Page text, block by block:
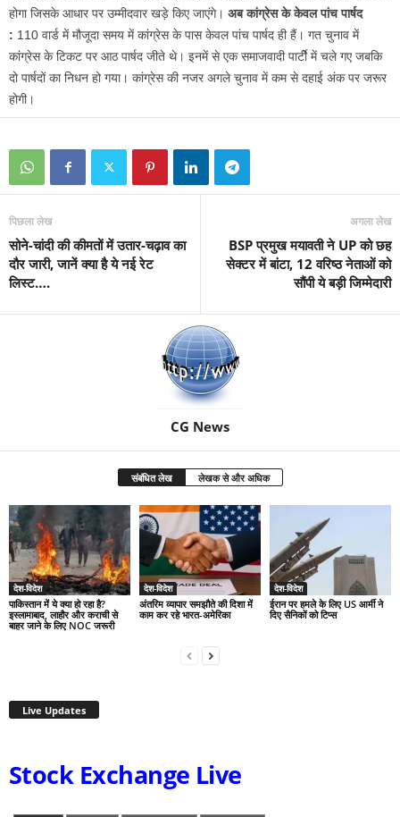
होगा जिसके आधार पर उम्मीदवार खड़े किए जाएंगे। अब कांग्रेस के केवल पांच पार्षद
: 110 वार्ड में मौजूदा समय में कांग्रेस के पास केवल पांच पार्षद ही हैं। गत चुनाव में
कांग्रेस के टिकट पर आठ पार्षद जीते थे। इनमें से एक समाजवादी पार्टीे में चले गए जबकि
दो पार्षदों का निधन हो गया। कांग्रेस की नजर अगले चुनाव में कम से दहाई अंक पर जरूर
होगी।
पिछला लेख
सोने-चांदी की कीमतों में उतार-चढ़ाव का
दौर जारी, जानें क्या है ये नई रेट
लिस्ट….
अगला लेख
BSP प्रमुख मयावती ने UP को छह
सेक्टर में बांटा, 12 वरिष्ठ नेताओं को
सौंपी ये बड़ी जिम्मेदारी
CG News
संबंधित लेख लेखक से और अधिक
देश-विदेश
पाकिस्तान में ये क्या हो रहा है?
इस्लामाबाद, लाहौर और कराची से
बाहर जाने के लिए NOC जरूरी
देश-विदेश
अंतरिम व्यापार समझौते की दिशा में
काम कर रहे भारत-अमेरिका
देश-विदेश
ईरान पर हमले के लिए US आर्मी ने
दिए सैनिकों को टिप्स
Live Updates
Stock Exchange Live